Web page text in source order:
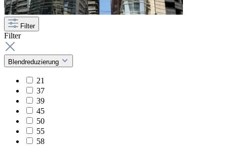
Filter
Filter
Blendreduzierung
21
37
39
45
50
55
58